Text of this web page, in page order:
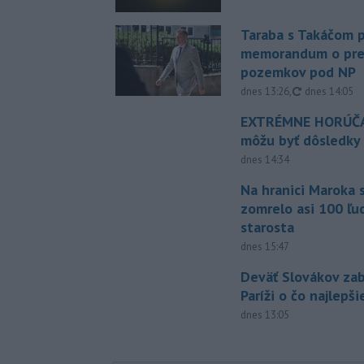
Taraba s Takáčom
memorandum o
pozemkov pod NP
dnes 13:26, aktualizované
dnes 14:05
EXTRÉMNE
môžu byť dôsledky
dnes 14:34
Na hranici Maroka
zomrelo asi 100
starosta
dnes 15:47
Deväť Slovákov
Paríži o čo
dnes 13:05